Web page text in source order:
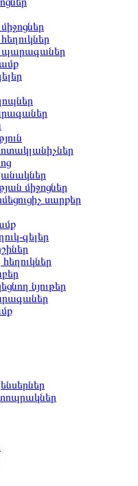
պարագաներ
միջոցներ
սարքեր
գելեր
նյութեր